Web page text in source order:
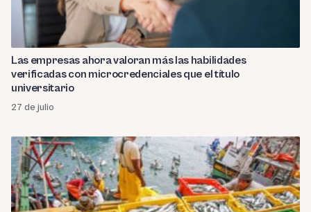
Las empresas ahora valoran más las habilidades
verificadas con microcredenciales que el título
universitario
27 de julio